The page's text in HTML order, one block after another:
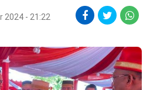
2024 - 21:22